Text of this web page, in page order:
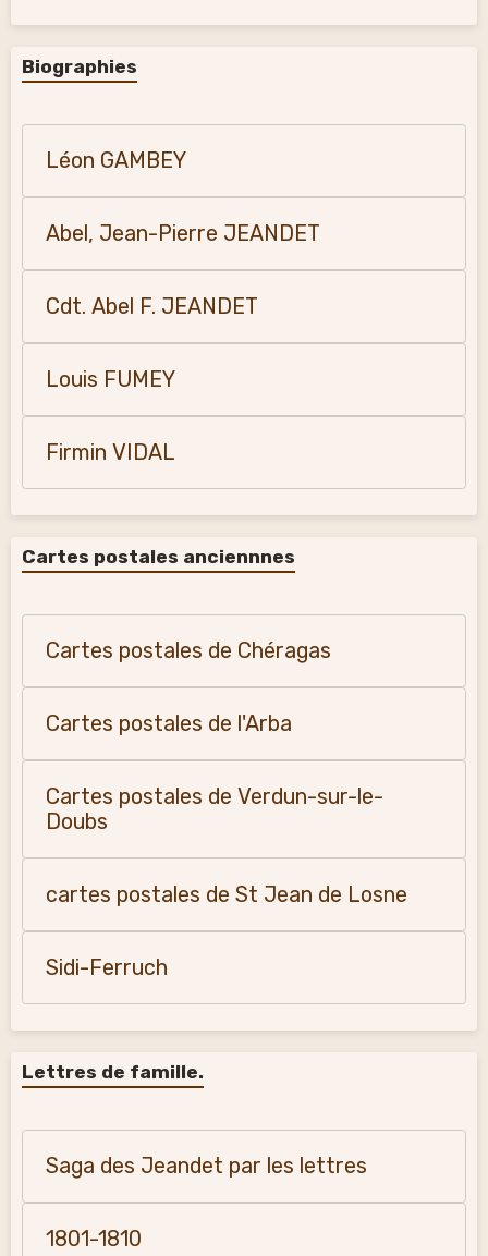
Biographies
Léon GAMBEY
Abel, Jean-Pierre JEANDET
Cdt. Abel F. JEANDET
Louis FUMEY
Firmin VIDAL
Cartes postales anciennnes
Cartes postales de Chéragas
Cartes postales de l'Arba
Cartes postales de Verdun-sur-le-
Doubs
cartes postales de St Jean de Losne
Sidi-Ferruch
Lettres de famille.
Saga des Jeandet par les lettres
1801-1810